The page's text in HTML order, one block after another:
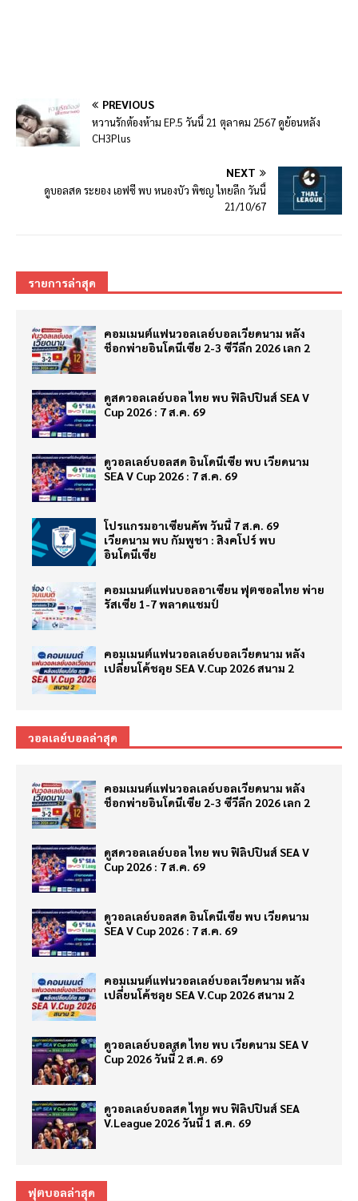
PREVIOUS
หวานรักต้องห้าม EP.5 วันนี้ 21 ตุลาคม 2567 ดูย้อนหลัง
CH3Plus
NEXT
ดูบอลสด ระยอง เอฟซี พบ หนองบัว พิชญ ไทยลีก วันนี้
21/10/67
รายการล่าสุด
คอมเมนต์แฟนวอลเลย์บอลเวียดนาม หลัง
ช็อกพ่ายอินโดนีเซีย 2-3 ซีวีลีก 2026 เลก 2
ดูสดวอลเลย์บอล ไทย พบ ฟิลิปปินส์ SEA V
Cup 2026 : 7 ส.ค. 69
ดูวอลเลย์บอลสด อินโดนีเซีย พบ เวียดนาม
SEA V Cup 2026 : 7 ส.ค. 69
โปรแกรมอาเซียนคัพ วันนี้ 7 ส.ค. 69
เวียดนาม พบ กัมพูชา : สิงคโปร์ พบ
อินโดนีเซีย
คอมเมนต์แฟนบอลอาเซียน ฟุตซอลไทย พ่าย
รัสเซีย 1-7 พลาดแชมป์
คอมเมนต์แฟนวอลเลย์บอลเวียดนาม หลัง
เปลี่ยนโค้ชลุย SEA V.Cup 2026 สนาม 2
วอลเลย์บอลล่าสุด
คอมเมนต์แฟนวอลเลย์บอลเวียดนาม หลัง
ช็อกพ่ายอินโดนีเซีย 2-3 ซีวีลีก 2026 เลก 2
ดูสดวอลเลย์บอล ไทย พบ ฟิลิปปินส์ SEA V
Cup 2026 : 7 ส.ค. 69
ดูวอลเลย์บอลสด อินโดนีเซีย พบ เวียดนาม
SEA V Cup 2026 : 7 ส.ค. 69
คอมเมนต์แฟนวอลเลย์บอลเวียดนาม หลัง
เปลี่ยนโค้ชลุย SEA V.Cup 2026 สนาม 2
ดูวอลเลย์บอลสด ไทย พบ เวียดนาม SEA V
Cup 2026 วันนี้ 2 ส.ค. 69
ดูวอลเลย์บอลสด ไทย พบ ฟิลิปปินส์ SEA
V.League 2026 วันนี้ 1 ส.ค. 69
ฟุตบอลล่าสุด